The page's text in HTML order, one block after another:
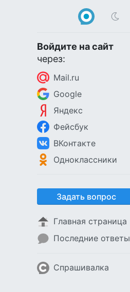
Войдите на сайт
через:
Mail.ru
Google
Яндекс
Фейсбук
ВКонтакте
Одноклассники
Задать вопрос
Главная страница
Последние ответы
Спрашивалка